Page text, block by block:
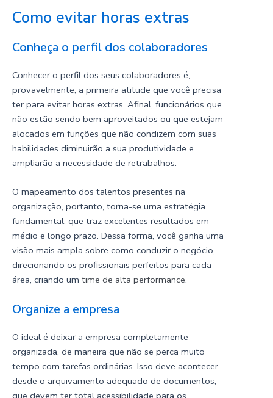
Como evitar horas extras
Conheça o perfil dos colaboradores
Conhecer o perfil dos seus colaboradores é,
provavelmente, a primeira atitude que você precisa
ter para evitar horas extras. Afinal, funcionários que
não estão sendo bem aproveitados ou que estejam
alocados em funções que não condizem com suas
habilidades diminuirão a sua produtividade e
ampliarão a necessidade de retrabalhos.
O mapeamento dos talentos presentes na
organização, portanto, torna-se uma estratégia
fundamental, que traz excelentes resultados em
médio e longo prazo. Dessa forma, você ganha uma
visão mais ampla sobre como conduzir o negócio,
direcionando os profissionais perfeitos para cada
área, criando um time de alta performance.
Organize a empresa
O ideal é deixar a empresa completamente
organizada, de maneira que não se perca muito
tempo com tarefas ordinárias. Isso deve acontecer
desde o arquivamento adequado de documentos,
que devem ter total acessibilidade para os